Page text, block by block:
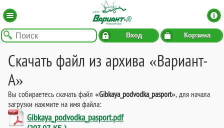
Вход Корзина
Скачать файл из архива «Вариант-
А»
Вы собираетесь скачать файл «Gibkaya_podvodka_pasport», для начала
загрузки нажмите на имя файла:
Gibkaya_podvodka_pasport.pdf